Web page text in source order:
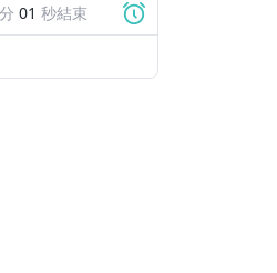
分 00 秒結束